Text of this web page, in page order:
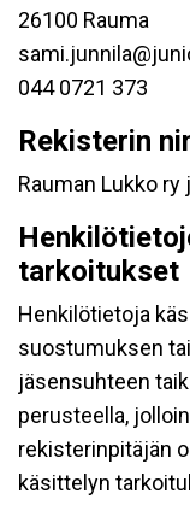
26100 Rauma
044 0721 373
Rekisterin
Rauman Lukko
tarkoitukset
Henkilötietoja
suostumuksen
jäsensuhteen
perusteella,
rekisterinpitäjän
käsittelyn